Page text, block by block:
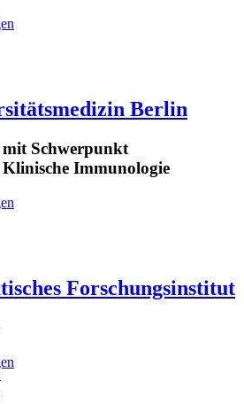
Berlin
Schwerpunkt
Immunologie
Forschungsinstitut